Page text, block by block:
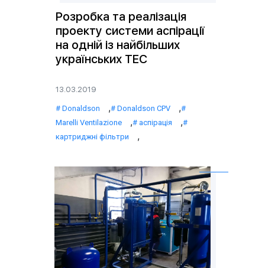
Розробка та реалізація
проекту системи аспірації
на одній із найбільших
українських ТЕС
13.03.2019
Donaldson , Donaldson CPV ,
Marelli Ventilazione , аспірація ,
картриджні фільтри ,